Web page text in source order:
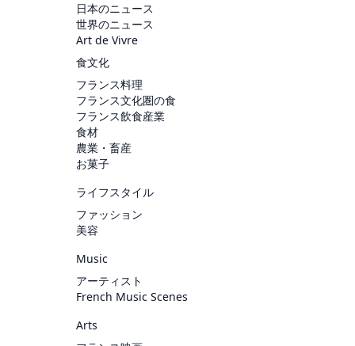
日本のニュース
世界のニュース
Art de Vivre
食文化
フランス料理
フランス文化圏の食
フランス飲食産業
食材
農業・畜産
お菓子
ライフスタイル
ファッション
美容
Music
アーティスト
French Music Scenes
Arts